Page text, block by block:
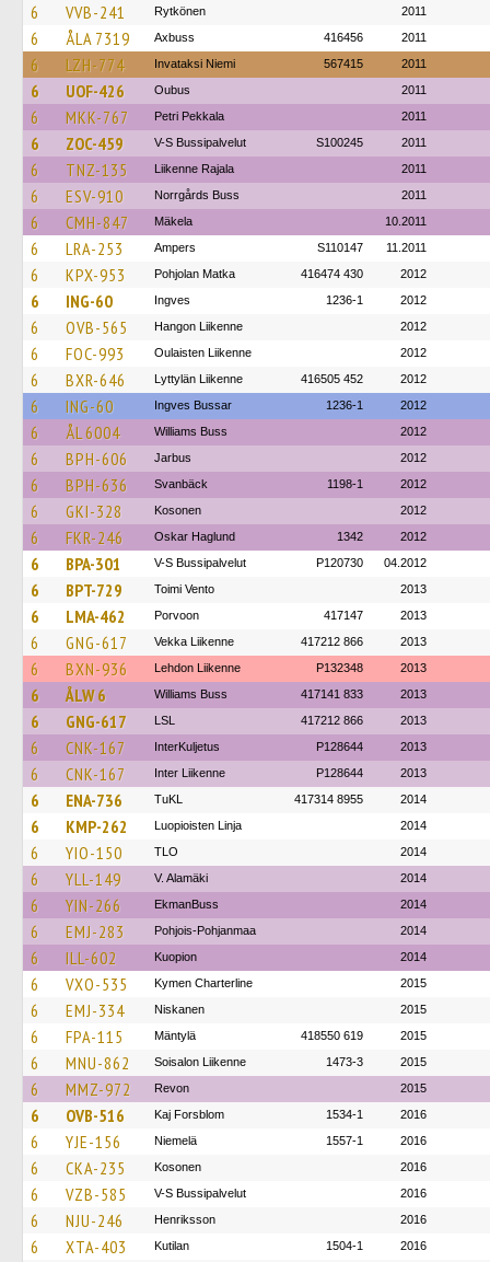
6 VVB-241 Rytkönen 2011
6 ÅLA 7319 Axbuss 416456 2011
6 LZH-774 Invataksi Niemi 567415 2011
6 UOF-426 Oubus 2011
6 MKK-767 Petri Pekkala 2011
6 ZOC-459 V-S Bussipalvelut S100245 2011
6 TNZ-135 Liikenne Rajala 2011
6 ESV-910 Norrgårds Buss 2011
6 CMH-847 Mäkela 10.2011
6 LRA-253 Ampers S110147 11.2011
6 KPX-953 Pohjolan Matka 416474 430 2012
6 ING-60 Ingves 1236-1 2012
6 OVB-565 Hangon Liikenne 2012
6 FOC-993 Oulaisten Liikenne 2012
6 BXR-646 Lyttylän Liikenne 416505 452 2012
6 ING-60 Ingves Bussar 1236-1 2012
6 ÅL 6004 Williams Buss 2012
6 BPH-606 Jarbus 2012
6 BPH-636 Svanbäck 1198-1 2012
6 GKI-328 Kosonen 2012
6 FKR-246 Oskar Haglund 1342 2012
6 BPA-301 V-S Bussipalvelut P120730 04.2012
6 BPT-729 Toimi Vento 2013
6 LMA-462 Porvoon 417147 2013
6 GNG-617 Vekka Liikenne 417212 866 2013
6 BXN-936 Lehdon Liikenne P132348 2013
6 ÅLW 6 Williams Buss 417141 833 2013
6 GNG-617 LSL 417212 866 2013
6 CNK-167 InterKuljetus P128644 2013
6 CNK-167 Inter Liikenne P128644 2013
6 ENA-736 TuKL 417314 8955 2014
6 KMP-262 Luopioisten Linja 2014
6 YIO-150 TLO 2014
6 YLL-149 V. Alamäki 2014
6 YIN-266 EkmanBuss 2014
6 EMJ-283 Pohjois-Pohjanmaa 2014
6 ILL-602 Kuopion 2014
6 VXO-535 Kymen Charterline 2015
6 EMJ-334 Niskanen 2015
6 FPA-115 Mäntylä 418550 619 2015
6 MNU-862 Soisalon Liikenne 1473-3 2015
6 MMZ-972 Revon 2015
6 OVB-516 Kaj Forsblom 1534-1 2016
6 YJE-156 Niemelä 1557-1 2016
6 CKA-235 Kosonen 2016
6 VZB-585 V-S Bussipalvelut 2016
6 NJU-246 Henriksson 2016
6 XTA-403 Kutilan 1504-1 2016